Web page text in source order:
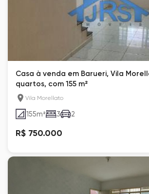
Casa à venda em Barueri, Vila
quartos, com 155 m²
Vila Morellato
155m² 3 2
R$ 750.000